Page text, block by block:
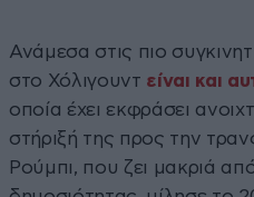
Ανάμεσα στις πιο
στο Χόλιγουντ είναι και
οποία έχει εκφράσει
στήριξή της προς την
Ρούμπι, που ζει μακριά